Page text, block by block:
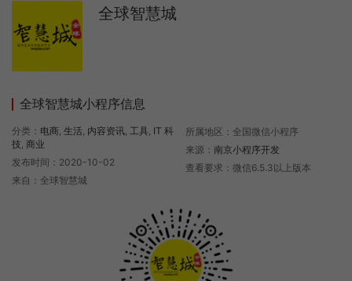
全球智慧城
全球智慧城小程序信息
分类： 电商, 生活, 内容资讯, 工具, IT 科
技, 商业
发布时间：2020-10-02
来自：全球智慧城
所属地区：全国微信小程序
来源： 南京小程序开发
查看要求：微信6.5.3以上版本